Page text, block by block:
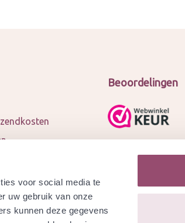
voor social media te
uw gebruik van onze
kunnen deze gegevens
Beoordelingen